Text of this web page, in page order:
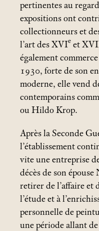
pertinentes au
expositions ont
collectionneurs et
l’art des XVIe et
également
1930, forte de son
moderne, elle vend
contemporains
ou Hildo Krop.
Après la Seconde
l’établissement
vite une entreprise
décès de son
retirer de l’affaire et
l’étude et à
personnelle de
une période allant